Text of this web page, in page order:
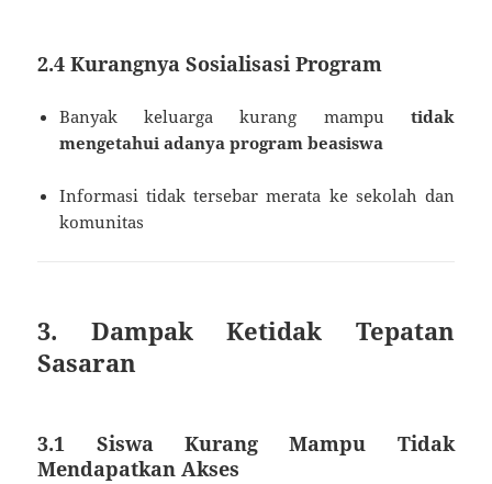
2.4 Kurangnya Sosialisasi Program
Banyak keluarga kurang mampu tidak
mengetahui adanya program beasiswa
Informasi tidak tersebar merata ke sekolah dan
komunitas
3. Dampak Ketidak Tepatan
Sasaran
3.1 Siswa Kurang Mampu Tidak
Mendapatkan Akses